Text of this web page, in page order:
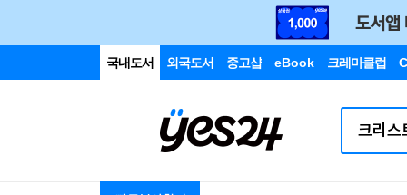
국내도서 외국도서 중고샵 eBook 크레마클럽